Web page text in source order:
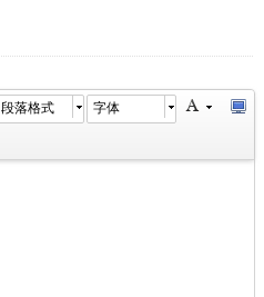
段落格式 字体